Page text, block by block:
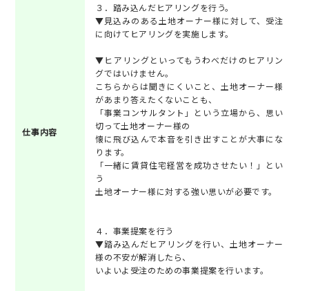
仕事内容
３．踏み込んだヒアリングを行う。
▼見込みのある土地オーナー様に対して、受注
に向けてヒアリングを実施します。
▼ヒアリングといってもうわべだけのヒアリン
グではいけません。
こちらからは聞きにくいこと、土地オーナー様
があまり答えたくないことも、
「事業コンサルタント」という立場から、思い
切って土地オーナー様の
懐に飛び込んで本音を引き出すことが大事にな
ります。
「一緒に賃貸住宅経営を成功させたい！」とい
う
土地オーナー様に対する強い思いが必要です。
４．事業提案を行う
▼踏み込んだヒアリングを行い、土地オーナー
様の不安が解消したら、
いよいよ受注のための事業提案を行います。